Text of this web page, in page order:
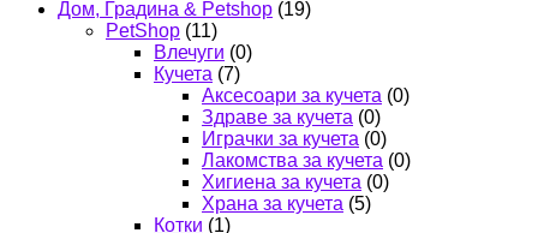
Дом, Градина & Petshop (19)
PetShop (11)
Влечуги (0)
Кучета (7)
Аксесоари за кучета (0)
Здраве за кучета (0)
Играчки за кучета (0)
Лакомства за кучета (0)
Хигиена за кучета (0)
Храна за кучета (5)
Котки (1)